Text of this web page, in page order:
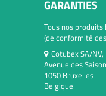
GARANTIES
Tous nos
(de conformité
Cotubex SA/NV,
Avenue des
1050 Bruxelles
Belgique